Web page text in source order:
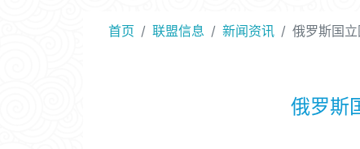
首页 联盟信息 新闻资讯 俄罗斯国
俄罗斯